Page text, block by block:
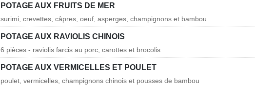
POTAGE AUX FRUITS DE MER
surimi, crevettes, câpres, oeuf, asperges, champignons et bambou
POTAGE AUX RAVIOLIS CHINOIS
6 pièces - raviolis farcis au porc, carottes et brocolis
POTAGE AUX VERMICELLES ET POULET
poulet, vermicelles, champignons chinois et pousses de bambou